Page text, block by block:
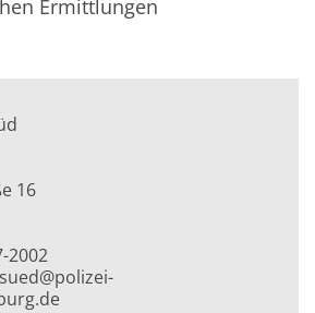
Ermittlungen
16
2002